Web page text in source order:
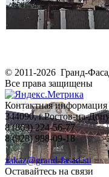
© 2011-2026 Гранд-
Все права защищены
Контактная информация
344090, г.Ростов-на-
8 (863) 224-56-77
8 (928) 988-09-18
zakaz@grand-fasad.su
Оставайтесь на связи